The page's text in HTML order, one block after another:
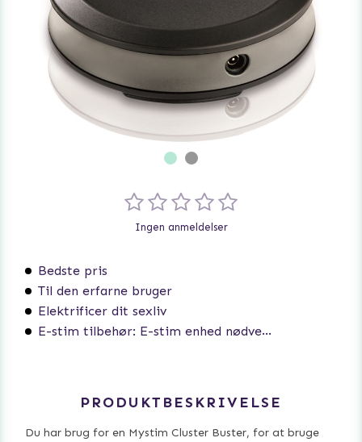
Bedste pris
Til den erfarne bruger
Elektrificer dit sexliv
E-stim tilbehør: E-stim enhed nødvendig
Ingen anmeldelser
PRODUKTBESKRIVELSE
Du har brug for en Mystim Cluster Buster, for at bruge